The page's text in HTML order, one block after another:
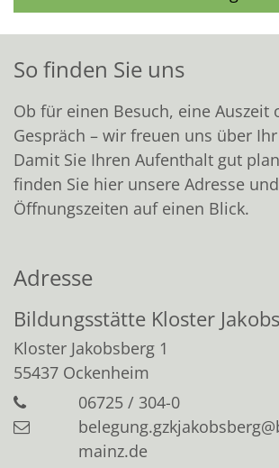
So finden Sie uns
Ob für einen Besuch, eine Auszeit
Gespräch – wir freuen uns über
Damit Sie Ihren Aufenthalt gut
finden Sie hier unsere Adresse und
Öffnungszeiten auf einen Blick.
Adresse
Bildungsstätte Kloster
Kloster Jakobsberg 1
55437 Ockenheim
06725 / 304-0
mainz.de